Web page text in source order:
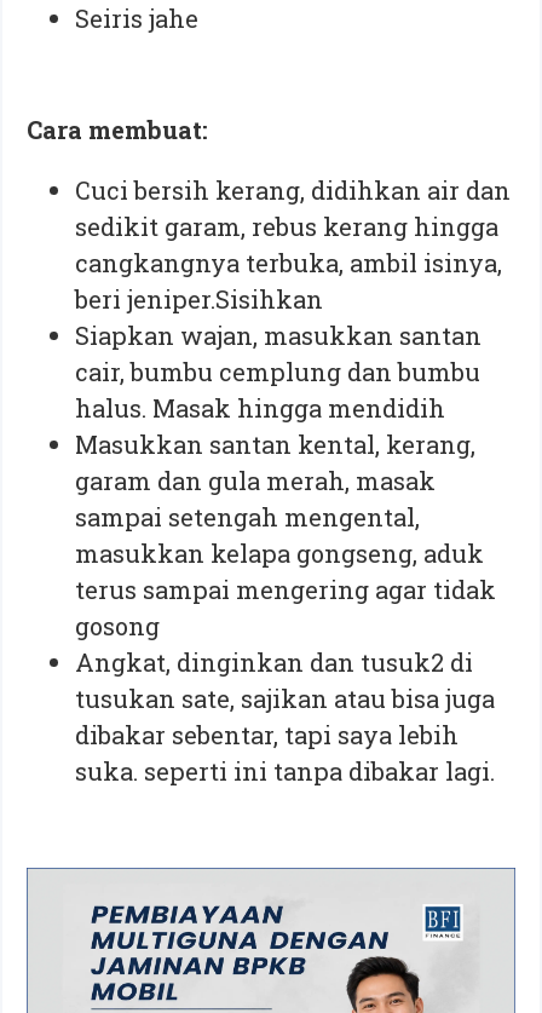
Seiris jahe
Cara membuat:
Cuci bersih kerang, didihkan air dan
sedikit garam, rebus kerang hingga
cangkangnya terbuka, ambil isinya,
beri jeniper.Sisihkan
Siapkan wajan, masukkan santan
cair, bumbu cemplung dan bumbu
halus. Masak hingga mendidih
Masukkan santan kental, kerang,
garam dan gula merah, masak
sampai setengah mengental,
masukkan kelapa gongseng, aduk
terus sampai mengering agar tidak
gosong
Angkat, dinginkan dan tusuk2 di
tusukan sate, sajikan atau bisa juga
dibakar sebentar, tapi saya lebih
suka. seperti ini tanpa dibakar lagi.